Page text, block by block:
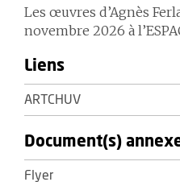
Les œuvres d’Agnès
novembre 2026 à
Liens
ARTCHUV
Document(s)
Flyer